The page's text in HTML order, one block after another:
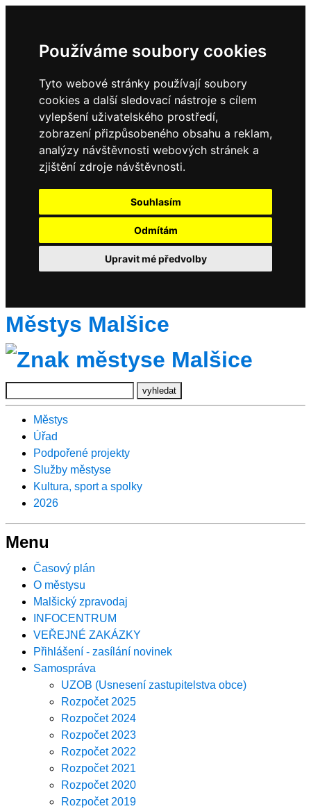
Používáme soubory cookies
Tyto webové stránky používají soubory
cookies a další sledovací nástroje s cílem
vylepšení uživatelského prostředí,
zobrazení přizpůsobeného obsahu a reklam,
analýzy návštěvnosti webových stránek a
zjištění zdroje návštěvnosti.
Souhlasím
Odmítám
Upravit mé předvolby
Městys Malšice
Městys
Úřad
Podpořené projekty
Služby městyse
Kultura, sport a spolky
2026
Menu
Časový plán
O městysu
Malšický zpravodaj
INFOCENTRUM
VEŘEJNÉ ZAKÁZKY
Přihlášení - zasílání novinek
Samospráva
UZOB (Usnesení zastupitelstva obce)
Rozpočet 2025
Rozpočet 2024
Rozpočet 2023
Rozpočet 2022
Rozpočet 2021
Rozpočet 2020
Rozpočet 2019